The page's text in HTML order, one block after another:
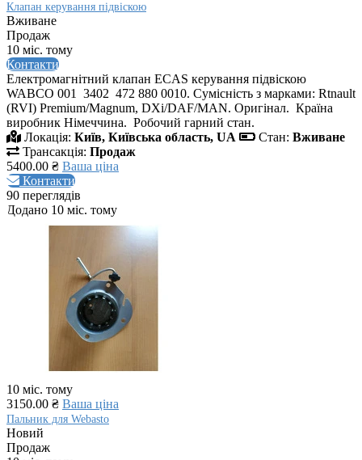
Клапан керування підвіскою
Вживане
Продаж
10 міс. тому
Контакти
Електромагнітний клапан ECAS керування підвіскою
WABCO 001 3402 472 880 0010. Сумісність з марками: Rtnault
(RVI) Premium/Magnum, DXi/DAF/MAN. Оригінал. Країна
виробник Німеччина. Робочий гарний стан.
Локація: Київ, Київська область, UA Стан: Вживане
Трансакція: Продаж
5400.00 ₴ Ваша ціна
Контакти
90 переглядів
Додано 10 міс. тому
10 міс. тому
3150.00 ₴ Ваша ціна
Пальник для Webasto
Новий
Продаж